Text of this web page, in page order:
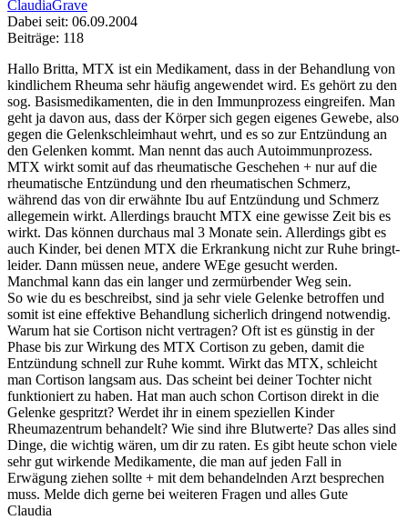
ClaudiaGrave
Dabei seit: 06.09.2004
Beiträge: 118
Hallo Britta, MTX ist ein Medikament, dass in der Behandlung von
kindlichem Rheuma sehr häufig angewendet wird. Es gehört zu den
sog. Basismedikamenten, die in den Immunprozess eingreifen. Man
geht ja davon aus, dass der Körper sich gegen eigenes Gewebe, also
gegen die Gelenkschleimhaut wehrt, und es so zur Entzündung an
den Gelenken kommt. Man nennt das auch Autoimmunprozess.
MTX wirkt somit auf das rheumatische Geschehen + nur auf die
rheumatische Entzündung und den rheumatischen Schmerz,
während das von dir erwähnte Ibu auf Entzündung und Schmerz
allegemein wirkt. Allerdings braucht MTX eine gewisse Zeit bis es
wirkt. Das können durchaus mal 3 Monate sein. Allerdings gibt es
auch Kinder, bei denen MTX die Erkrankung nicht zur Ruhe bringt-
leider. Dann müssen neue, andere WEge gesucht werden.
Manchmal kann das ein langer und zermürbender Weg sein.
So wie du es beschreibst, sind ja sehr viele Gelenke betroffen und
somit ist eine effektive Behandlung sicherlich dringend notwendig.
Warum hat sie Cortison nicht vertragen? Oft ist es günstig in der
Phase bis zur Wirkung des MTX Cortison zu geben, damit die
Entzündung schnell zur Ruhe kommt. Wirkt das MTX, schleicht
man Cortison langsam aus. Das scheint bei deiner Tochter nicht
funktioniert zu haben. Hat man auch schon Cortison direkt in die
Gelenke gespritzt? Werdet ihr in einem speziellen Kinder
Rheumazentrum behandelt? Wie sind ihre Blutwerte? Das alles sind
Dinge, die wichtig wären, um dir zu raten. Es gibt heute schon viele
sehr gut wirkende Medikamente, die man auf jeden Fall in
Erwägung ziehen sollte + mit dem behandelnden Arzt besprechen
muss. Melde dich gerne bei weiteren Fragen und alles Gute
Claudia